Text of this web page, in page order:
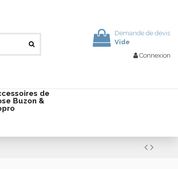
Demande de devis
Vide
Connexion
de
Buzon &